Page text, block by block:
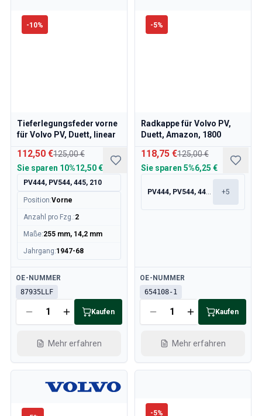
-10%
Tieferlegungsfeder vorne
für Volvo PV, Duett, linear
112,50 €125,00 €
Sie sparen 10%12,50 €
PV444, PV544, 445, 210
Position:Vorne
Anzahl pro Fzg.:2
Maße:255 mm, 14,2 mm
Jahrgang:1947-68
Verfügbar
OE-NUMMER
87935LLF
Kaufen
Mehr erfahren
-5%
Radkappe für Volvo PV,
Duett, Amazon, 1800
118,75 €125,00 €
Sie sparen 5%6,25 €
PV444, PV544, 445, 210 +5
Verfügbar
OE-NUMMER
654108-1
Kaufen
Mehr erfahren
-5%